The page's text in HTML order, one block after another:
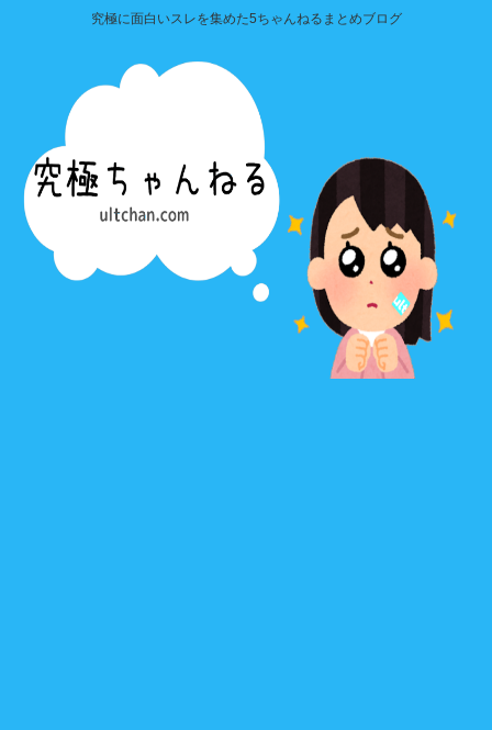
究極に面白いスレを集めた5ちゃんねるまとめブログ